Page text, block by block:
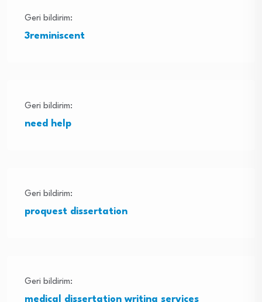
Geri bildirim:
3reminiscent
Geri bildirim:
need help
Geri bildirim:
proquest dissertation
Geri bildirim:
medical dissertation writing services